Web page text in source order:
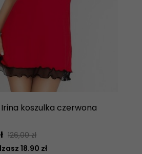
koszulka czerwona
126,00 zł
18.90 zł